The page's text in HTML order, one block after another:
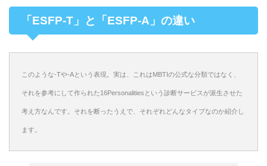
「ESFP-T」と「ESFP-A」の違い
このような-Tや-Aという表現。実は、これはMBTIの公式な分類ではなく、
それを参考にして作られた16Personalitiesという診断サービスが派生させた
考え方なんです。それを断ったうえで、それぞれどんなタイプなのか紹介し
ます。